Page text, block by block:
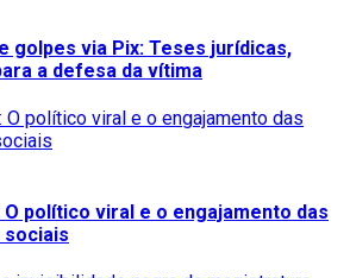
golpes via Pix: Teses jurídicas,
a defesa da vítima
político viral e o engajamento das